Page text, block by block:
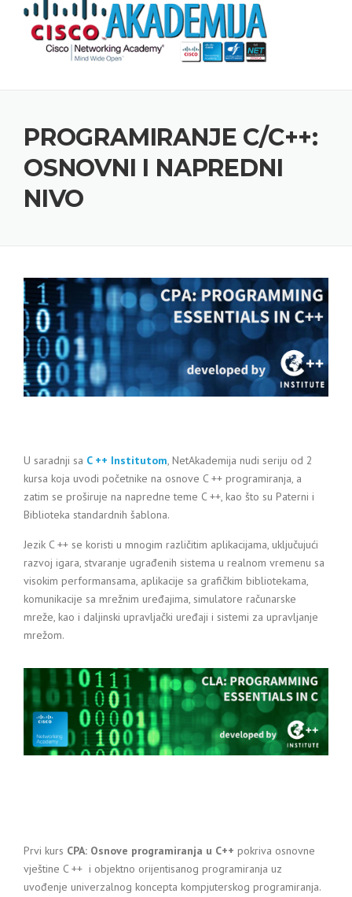
Skip to content
PROGRAMIRANJE C/C++:
OSNOVNI I NAPREDNI
NIVO
U saradnji sa C ++ Institutom, NetAkademija nudi seriju od 2
kursa koja uvodi početnike na osnove C ++ programiranja, a
zatim se proširuje na napredne teme C ++, kao što su Paterni i
Biblioteka standardnih šablona.
Jezik C ++ se koristi u mnogim različitim aplikacijama, uključujući
razvoj igara, stvaranje ugrađenih sistema u realnom vremenu sa
visokim performansama, aplikacije sa grafičkim bibliotekama,
komunikacije sa mrežnim uređajima, simulatore računarske
mreže, kao i daljinski upravljački uređaji i sistemi za upravljanje
mrežom.
Prvi kurs CPA: Osnove programiranja u C++ pokriva osnovne
vještine C ++ i objektno orijentisanog programiranja uz
uvođenje univerzalnog koncepta kompjuterskog programiranja.